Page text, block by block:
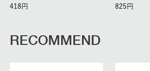
418 825
RECOMMEND